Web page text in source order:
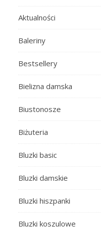
Aktualności
Baleriny
Bestsellery
Bielizna damska
Biustonosze
Biżuteria
Bluzki basic
Bluzki damskie
Bluzki hiszpanki
Bluzki koszulowe